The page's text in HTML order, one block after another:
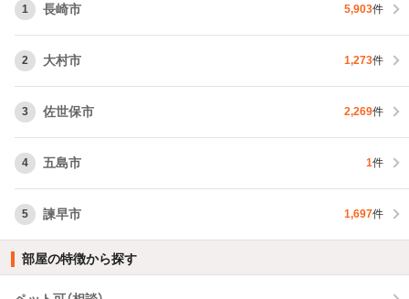
1 長崎市 5,903件
2 大村市 1,273件
3 佐世保市 2,269件
4 五島市 1件
5 諫早市 1,697件
部屋の特徴から探す